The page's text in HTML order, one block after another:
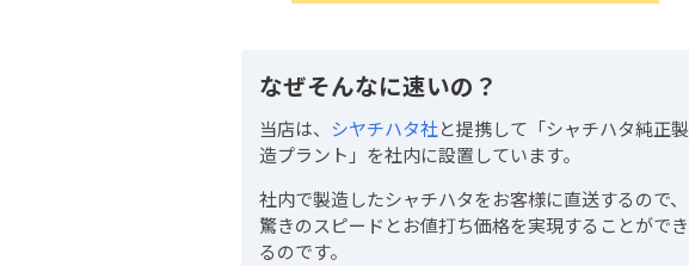
なぜそんなに速いの？
当店は、 シヤチハタ社と提携して「シャチハタ純正製
造プラント」を社内に設置しています。
社内で製造したシャチハタをお客様に直送するので、
驚きのスピードとお値打ち価格を実現することができ
るのです。